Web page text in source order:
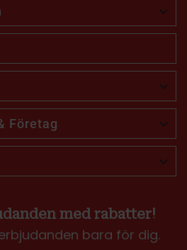


Företag 

med rabatter!
bara för dig.